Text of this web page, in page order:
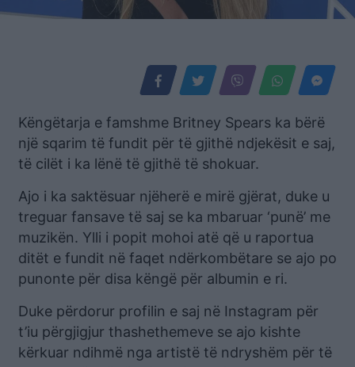
Këngëtarja e famshme Britney Spears ka bërë
një sqarim të fundit për të gjithë ndjekësit e saj,
të cilët i ka lënë të gjithë të shokuar.
Ajo i ka saktësuar njëherë e mirë gjërat, duke u
treguar fansave të saj se ka mbaruar ‘punë’ me
muzikën. Ylli i popit mohoi atë që u raportua
ditët e fundit në faqet ndërkombëtare se ajo po
punonte për disa këngë për albumin e ri.
Duke përdorur profilin e saj në Instagram për
t’iu përgjigjur thashethemeve se ajo kishte
kërkuar ndihmë nga artistë të ndryshëm për të